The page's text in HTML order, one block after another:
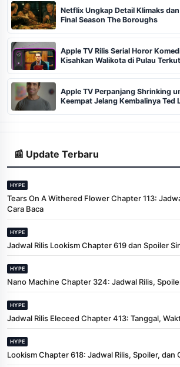
Netflix Ungkap Detail Klimaks
Final Season The Boroughs
Apple TV Rilis Serial Horor
Kisahkan Walikota di Pulau
Apple TV Perpanjang Shrinking
Keempat Jelang Kembalinya Ted
📰 Update Terbaru
HYPE
Tears On A Withered Flower Chapter 113:
Cara Baca
HYPE
Jadwal Rilis Lookism Chapter 619 dan Spoiler
HYPE
Nano Machine Chapter 324: Jadwal Rilis,
HYPE
Jadwal Rilis Eleceed Chapter 413: Tanggal,
HYPE
Lookism Chapter 618: Jadwal Rilis, Spoiler, dan